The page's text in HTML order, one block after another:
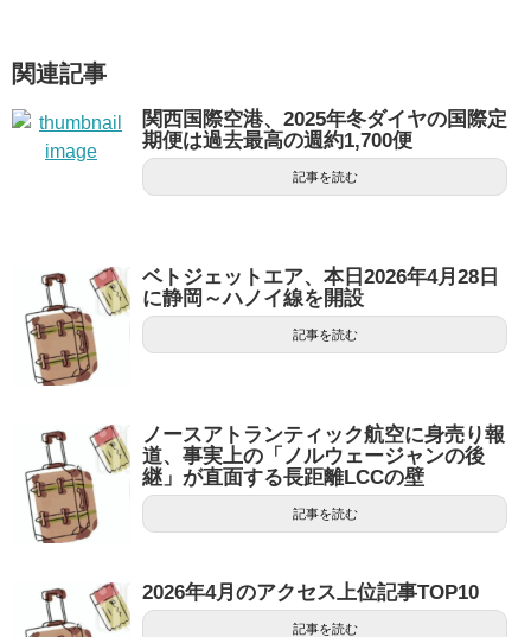
関連記事
関西国際空港、2025年冬ダイヤの国際定
期便は過去最高の週約1,700便
記事を読む
ベトジェットエア、本日2026年4月28日
に静岡～ハノイ線を開設
記事を読む
ノースアトランティック航空に身売り報
道、事実上の「ノルウェージャンの後
継」が直面する長距離LCCの壁
記事を読む
2026年4月のアクセス上位記事TOP10
記事を読む